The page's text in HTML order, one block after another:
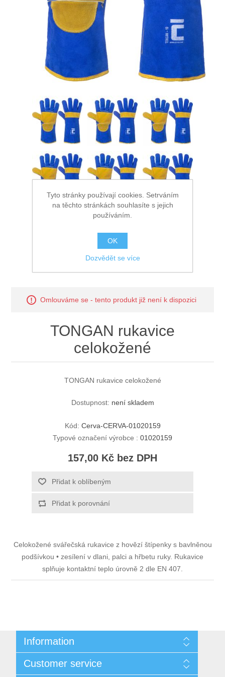
Ochrana proti pádu
Omlouváme se - tento produkt již není k dispozici
TONGAN rukavice
celokožené
TONGAN rukavice celokožené
Dostupnost: není skladem
Kód: Cerva-CERVA-01020159
Typové označení výrobce : 01020159
157,00 Kč bez DPH
Přidat k oblíbeným
Přidat k porovnání
Celokožené svářečská rukavice z hovězí štípenky s bavlněnou
podšívkou • zesílení v dlani, palci a hřbetu ruky. Rukavice
splňuje kontaktní teplo úrovně 2 dle EN 407.
Information
Doprava
Customer service
Tyto stránky používají cookies. Setrváním
na těchto stránkách souhlasíte s jejich
používáním.
OK
Dozvědět se více